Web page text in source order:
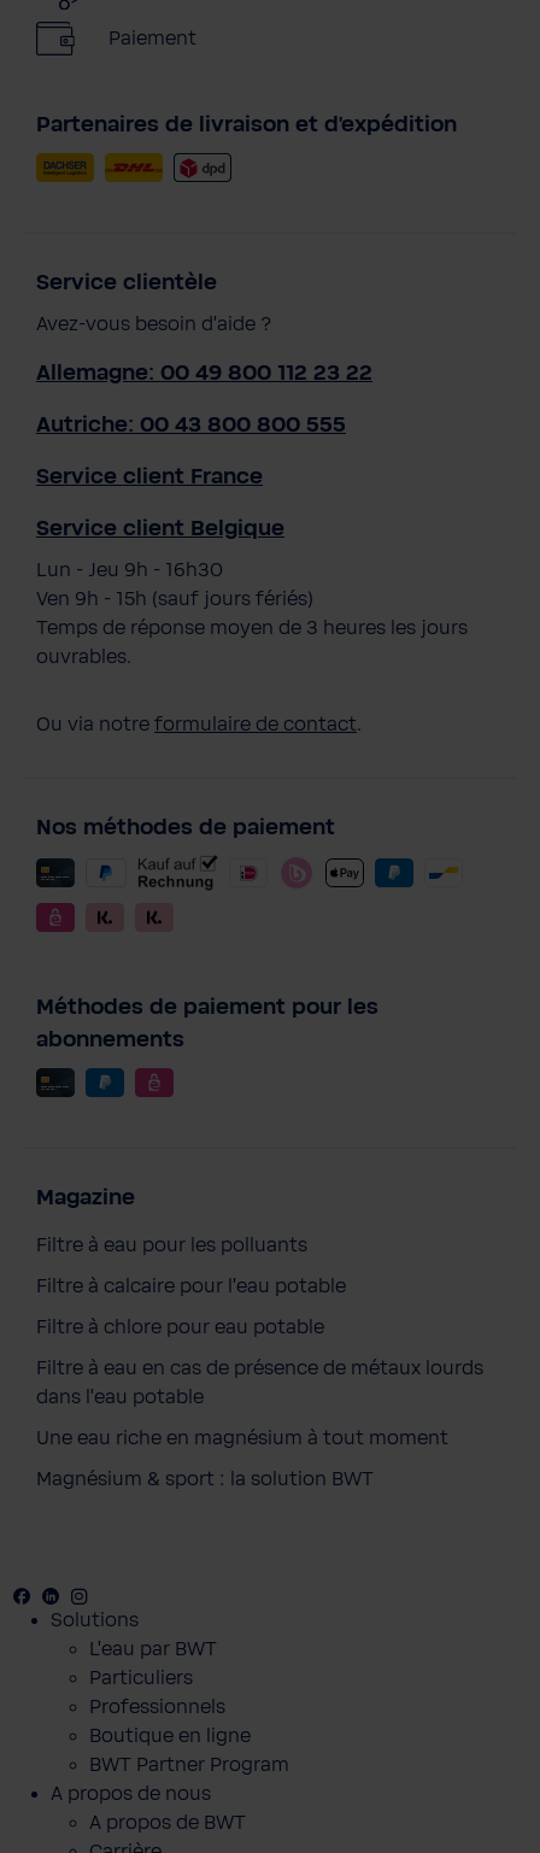
Paiement
Partenaires de livraison et d'expédition
Service clientèle
Avez-vous besoin d'aide ?
Allemagne: 00 49 800 112 23 22
Autriche: 00 43 800 800 555
Service client France
Service client Belgique
Lun - Jeu 9h - 16h30
Ven 9h - 15h (sauf jours fériés)
Temps de réponse moyen de 3 heures les jours
ouvrables.
Ou via notre formulaire de contact.
Nos méthodes de paiement
Méthodes de paiement pour les
abonnements
Magazine
Filtre à eau pour les polluants
Filtre à calcaire pour l'eau potable
Filtre à chlore pour eau potable
Filtre à eau en cas de présence de métaux lourds
dans l'eau potable
Une eau riche en magnésium à tout moment
Magnésium & sport : la solution BWT
Facebook
YoutubeLinkedin
Solutions
L’eau par BWT
Particuliers
Professionnels
Boutique en ligne
BWT Partner Program
A propos de nous
A propos de BWT